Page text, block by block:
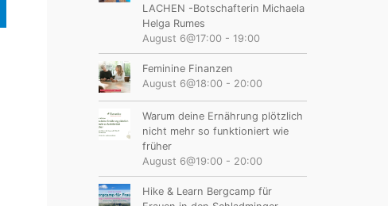
LACHEN -Botschafterin Michaela
Helga Rumes
August 6@17:00- 19:00
Feminine Finanzen
August 6@18:00- 20:00
Warum deine Ernährung plötzlich
nicht mehr so funktioniert wie
früher
August 6@19:00- 20:00
Hike & Learn Bergcamp für